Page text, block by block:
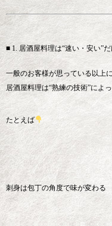
■ 1. 居酒屋料理は“速い・安い”
一般のお客様が思っている以上に
居酒屋料理は“熟練の技術”によ
たとえば
刺身は包丁の角度で味が変わる